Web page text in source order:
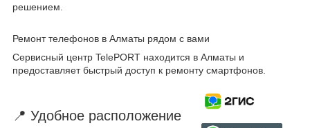
решением.
Ремонт телефонов в Алматы рядом с вами
Сервисный центр TelePORT находится в Алматы и
предоставляет быстрый доступ к ремонту смартфонов.
📍 Удобное расположение